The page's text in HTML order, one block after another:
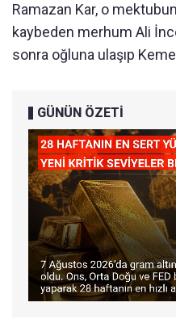
Ramazan Kar, o
kaybeden merhum Ali
sonra oğluna ulaşıp
GÜNÜN ÖZETİ